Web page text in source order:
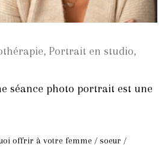
, Portrait en studio,
séance photo portrait est une
offrir à votre femme / soeur /